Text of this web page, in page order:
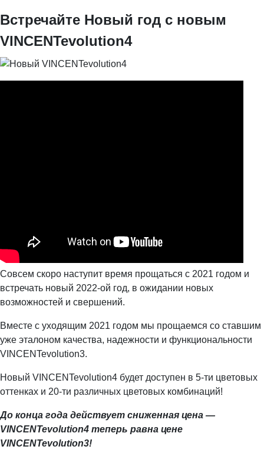
Встречайте Новый год с новым
VINCENTevolution4
Совсем скоро наступит время прощаться с 2021 годом и
встречать новый 2022-ой год, в ожидании новых
возможностей и свершений.
Вместе с уходящим 2021 годом мы прощаемся со ставшим
уже эталоном качества, надежности и функциональности
VINCENTevolution3.
Новый VINCENTevolution4 будет доступен в 5-ти цветовых
оттенках и 20-ти различных цветовых комбинаций!
До конца года действует сниженная цена —
VINCENTevolution4 теперь равна цене
VINCENTevolution3!